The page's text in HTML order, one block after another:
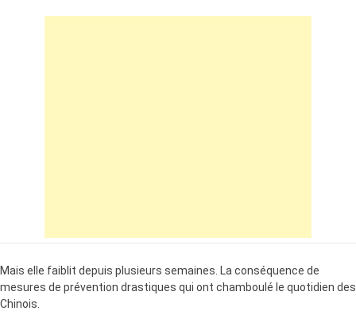
Mais elle faiblit depuis plusieurs semaines. La conséquence de
mesures de prévention drastiques qui ont chamboulé le quotidien des
Chinois.